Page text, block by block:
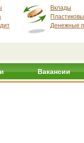
Вклады
Денежные
Вакансии